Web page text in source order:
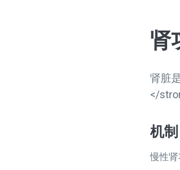
肾
肾脏
</
机制
慢性